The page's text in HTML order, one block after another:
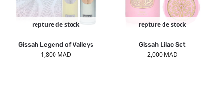
repture de stock
Gissah Legend of Valleys
1,800 MAD
repture de stock
Gissah Lilac Set
2,000 MAD